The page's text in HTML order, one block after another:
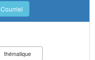
Courriel
thématique